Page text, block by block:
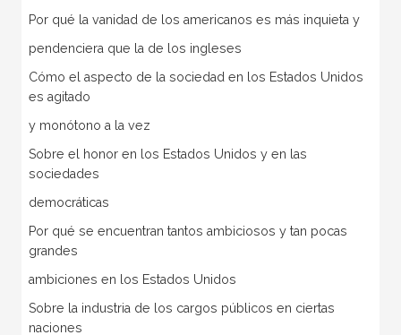
Por qué la vanidad de los americanos es más inquieta y
pendenciera que la de los ingleses
Cómo el aspecto de la sociedad en los Estados Unidos
es agitado
y monótono a la vez
Sobre el honor en los Estados Unidos y en las
sociedades
democráticas
Por qué se encuentran tantos ambiciosos y tan pocas
grandes
ambiciones en los Estados Unidos
Sobre la industria de los cargos públicos en ciertas
naciones